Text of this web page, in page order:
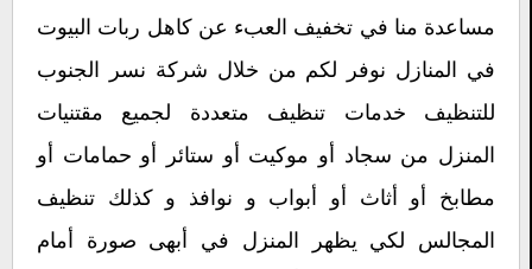
مساعدة منا في تخفيف العبء عن كاهل ربات البيوت
في المنازل نوفر لكم من خلال شركة نسر الجنوب
للتنظيف خدمات تنظيف متعددة لجميع مقتنيات
المنزل من سجاد أو موكيت أو ستائر أو حمامات أو
مطابخ أو أثاث أو أبواب و نوافذ و كذلك تنظيف
المجالس لكي يظهر المنزل في أبهى صورة أمام